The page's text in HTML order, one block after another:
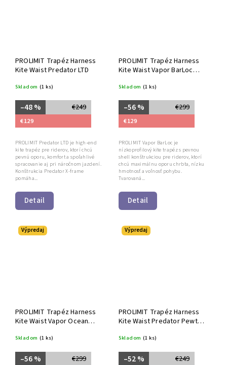
PROLIMIT Trapéz Harness
Kite Waist Predator LTD
Skladom (1 ks)
€249
–48 %
€129
Detail
PROLIMIT Predator LTD je high-end
kite trapéz pre riderov, ktorí chcú
pevnú oporu, komfort a spoľahlivé
spracovanie aj pri náročnom jazdení.
Konštrukcia Predator X-frame
pomáha...
PROLIMIT Trapéz Harness
Kite Waist Vapor BarLoc
Skladom (1 ks)
€299
–56 %
€129
Detail
PROLIMIT Vapor BarLoc je
nízkoprofilový kite trapéz s pevnou
shell konštrukciou pre riderov, ktorí
chcú maximálnu oporu chrbta, nízku
hmotnosť a voľnosť pohybu.
Tvarovaná...
Výpredaj
PROLIMIT Trapéz Harness
Kite Waist Vapor Ocean
Skladom (1 ks)
€299
–56 %
Výpredaj
PROLIMIT Trapéz Harness
Kite Waist Predator Pewter
Skladom (1 ks)
€249
–52 %